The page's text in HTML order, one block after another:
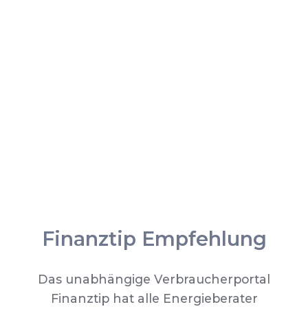
Finanztip Empfehlung
Das unabhängige Verbraucherportal
Finanztip hat alle Energieberater